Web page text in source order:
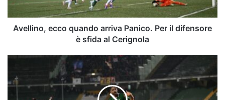
difensore
è
sfida
Avellino, ecco quando arriva Panico. Per il difensore
è sfida al Cerignola
Giugliano-
1-